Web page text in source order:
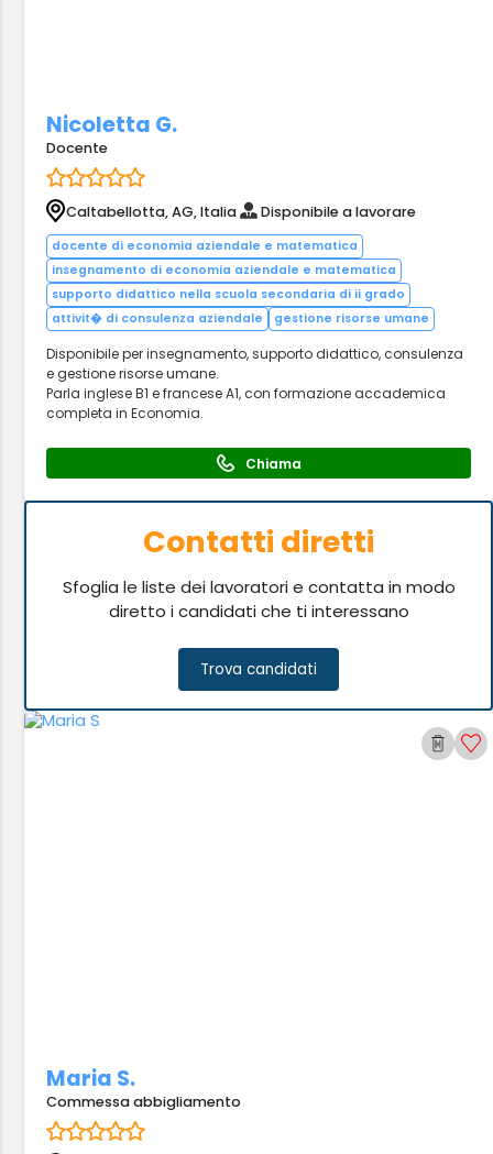
Nicoletta G.
Docente
Caltabellotta, AG, Italia Disponibile a lavorare
docente di economia aziendale e matematica
insegnamento di economia aziendale e matematica
supporto didattico nella scuola secondaria di ii grado
attivit� di consulenza aziendale
gestione risorse umane
Disponibile per insegnamento, supporto didattico, consulenza
e gestione risorse umane.
Parla inglese B1 e francese A1, con formazione accademica
completa in Economia.
Chiama
Contatti diretti
Sfoglia le liste dei lavoratori e contatta in modo
diretto i candidati che ti interessano
Trova candidati
Maria S.
Commessa abbigliamento